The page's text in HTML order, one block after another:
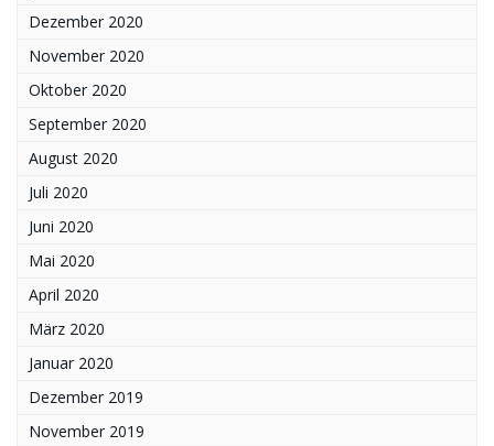
Dezember 2020
November 2020
Oktober 2020
September 2020
August 2020
Juli 2020
Juni 2020
Mai 2020
April 2020
März 2020
Januar 2020
Dezember 2019
November 2019